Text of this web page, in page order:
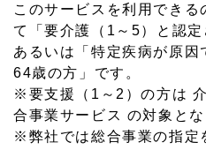
このサービスを利用できる
て「要介護（1～5）と認定
あるいは「特定疾病が原因
64歳の方」です。
※要支援（1～2）の方は
合事業サービス の対象と
※弊社では総合事業の指定